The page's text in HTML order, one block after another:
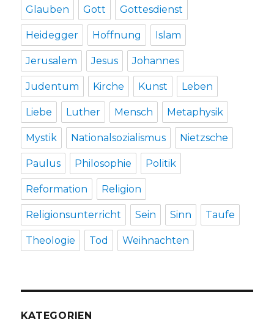
Glauben Gott Gottesdienst
Heidegger Hoffnung Islam
Jerusalem Jesus Johannes
Judentum Kirche Kunst Leben
Liebe Luther Mensch Metaphysik
Mystik Nationalsozialismus Nietzsche
Paulus Philosophie Politik
Reformation Religion
Religionsunterricht Sein Sinn Taufe
Theologie Tod Weihnachten
KATEGORIEN